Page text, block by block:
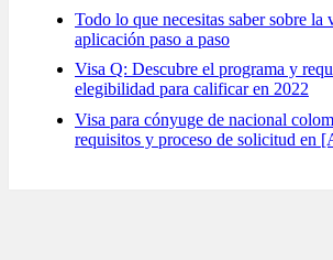
Todo lo que necesitas saber sobre la
aplicación paso a paso
Visa Q: Descubre el programa y
elegibilidad para calificar en 2022
Visa para cónyuge de nacional
requisitos y proceso de solicitud en